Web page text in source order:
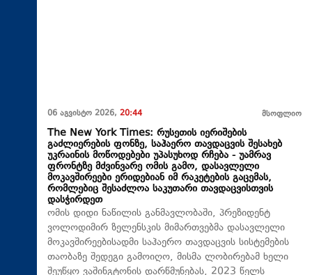
06 აგვისტო 2026, 20:44 მსოფლიო
The New York Times: რუსეთის იერიშების
გაძლიერების ფონზე, საჰაერო თავდაცვის შესახებ
უკრაინის მოწოდებები უპასუხოდ რჩება - უამრავ
ფრონტზე მძვინვარე ომის გამო, დასავლელი
მოკავშირეები ერიდებიან იმ რაკეტების გაცემას,
რომლებიც შესაძლოა საკუთარი თავდაცვისთვის
დასჭირდეთ
ომის დიდი ნაწილის განმავლობაში, პრეზიდენტ
ვოლოდიმირ ზელენსკის მიმართვებმა დასავლელი
მოკავშირეებისადმი საჰაერო თავდაცვის სისტემების
თაობაზე შედეგი გამოიღო, მისმა ლობირებამ ხელი
შეუწყო ვაშინგტონის დარწმუნებას, 2023 წელს